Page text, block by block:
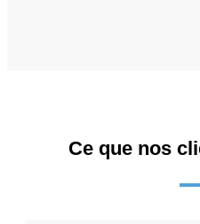
Ce que nos